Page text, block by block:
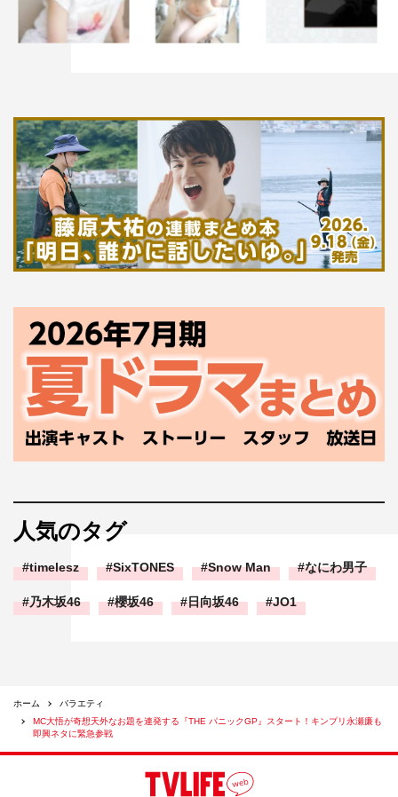
人気のタグ
timelesz SixTONES Snow Man なにわ男子
乃木坂46 櫻坂46 日向坂46 JO1
ホーム
バラエティ
MC大悟が奇想天外なお題を連発する『THE パニックGP』スタート！キンプリ永瀬廉も
即興ネタに緊急参戦